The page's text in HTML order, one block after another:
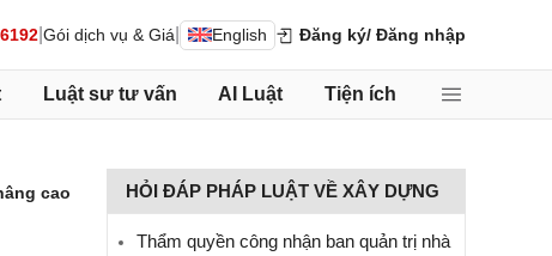
Gói dịch vụ & Giá English Đăng ký/ Đăng nhập
Luật sư tư vấn AI Luật Tiện ích
cao HỎI ĐÁP PHÁP LUẬT VỀ XÂY DỰNG
Thẩm quyền công nhận ban quản trị nhà